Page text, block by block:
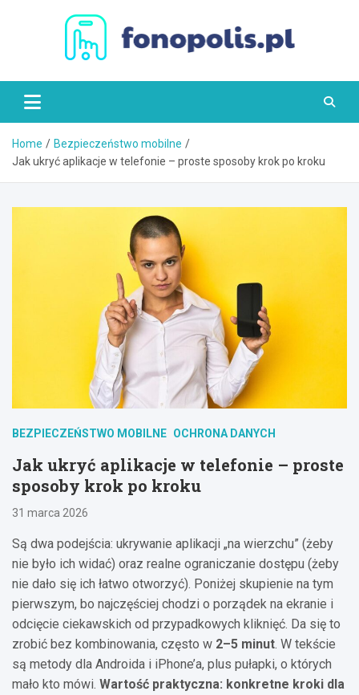
Fonopolis.pl
Home
Bezpieczeństwo mobilne
Jak ukryć aplikacje w telefonie – proste sposoby krok po kroku
BEZPIECZEŃSTWO MOBILNE OCHRONA DANYCH
Jak ukryć aplikacje w telefonie – proste
sposoby krok po kroku
31 marca 2026
Są dwa podejścia: ukrywanie aplikacji „na wierzchu” (żeby
nie było ich widać) oraz realne ograniczanie dostępu (żeby
nie dało się ich łatwo otworzyć). Poniżej skupienie na tym
pierwszym, bo najczęściej chodzi o porządek na ekranie i
odcięcie ciekawskich od przypadkowych kliknięć. Da się to
zrobić bez kombinowania, często w 2–5 minut. W tekście
są metody dla Androida i iPhone’a, plus pułapki, o których
mało kto mówi. Wartość praktyczna: konkretne kroki dla